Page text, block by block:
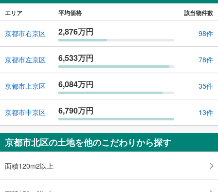
エリア 平均価格 該当物件数
京都市右京区 2,876万円 98件
京都市左京区 6,533万円 78件
京都市上京区 6,084万円 35件
京都市中京区 6,790万円 13件
京都市北区の土地を他のこだわりから探す
面積120m2以上